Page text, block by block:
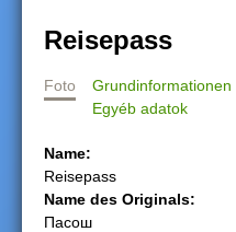
S
i
s
i
Reisepass
Foto Grundinformationen
Egyéb adatok
Name:
Reisepass
Name des Originals:
Пасош